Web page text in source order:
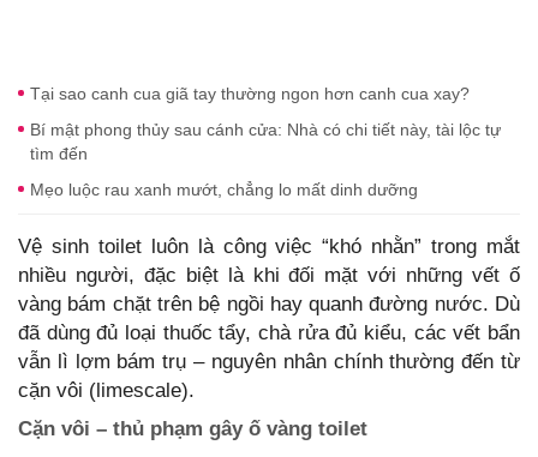
Tại sao canh cua giã tay thường ngon hơn canh cua xay?
Bí mật phong thủy sau cánh cửa: Nhà có chi tiết này, tài lộc tự
tìm đến
Mẹo luộc rau xanh mướt, chẳng lo mất dinh dưỡng
Vệ sinh toilet luôn là công việc “khó nhằn” trong mắt
nhiều người, đặc biệt là khi đối mặt với những vết ố
vàng bám chặt trên bệ ngồi hay quanh đường nước. Dù
đã dùng đủ loại thuốc tẩy, chà rửa đủ kiểu, các vết bẩn
vẫn lì lợm bám trụ – nguyên nhân chính thường đến từ
cặn vôi (limescale).
Cặn vôi – thủ phạm gây ố vàng toilet